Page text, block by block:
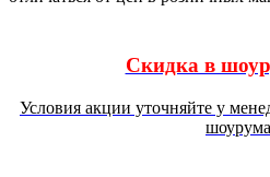
Скидка в
Условия акции уточняйте у